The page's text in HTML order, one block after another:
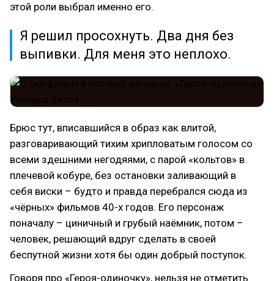
этой роли выбрал именно его.
Я решил просохнуть. Два дня без
выпивки. Для меня это неплохо.
Брюс тут, вписавшийся в образ как влитой,
разговаривающий тихим хрипловатым голосом со
всеми здешними негодяями, с парой «кольтов» в
плечевой кобуре, без остановки заливающий в
себя виски – будто и правда перебрался сюда из
«чёрных» фильмов 40-х годов. Его персонаж
поначалу – циничный и грубый наёмник, потом –
человек, решающий вдруг сделать в своей
беспутной жизни хотя бы один добрый поступок.
Говоря про «Героя-одиночку», нельзя не отметить